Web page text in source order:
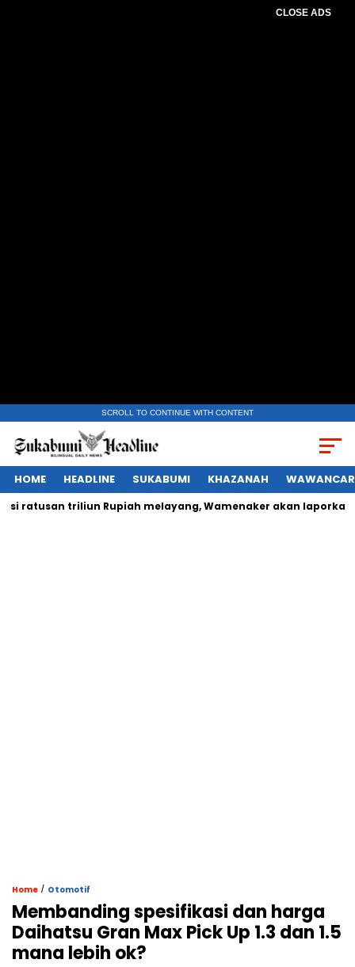
CLOSE ADS
SCROLL TO CONTINUE WITH CONTENT
HOME HEADLINE SUKABUMI KHAZANAH
triliun Rupiah melayang, Wamenaker akan laporkan
Home / Otomotif
Membanding spesifikasi dan harga
Daihatsu Gran Max Pick Up 1.3 dan 1.5
mana lebih ok?